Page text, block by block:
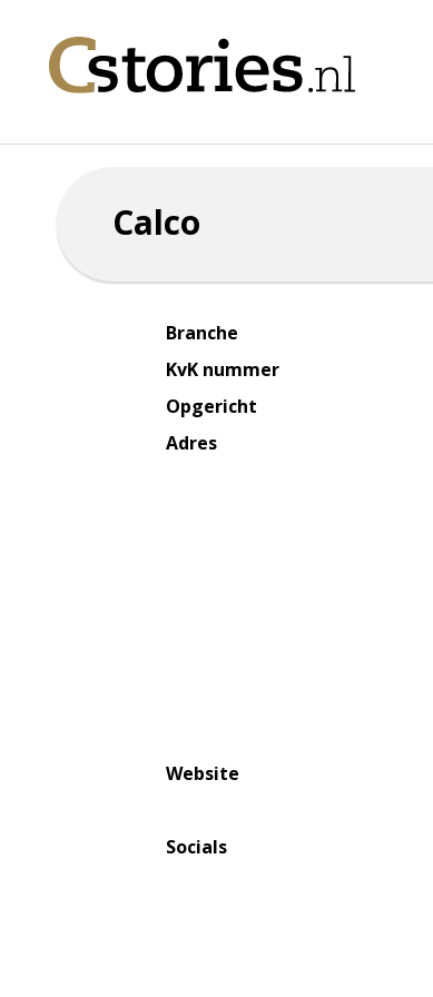
Calco
Branche
KvK nummer
Opgericht
Adres
Website
Socials